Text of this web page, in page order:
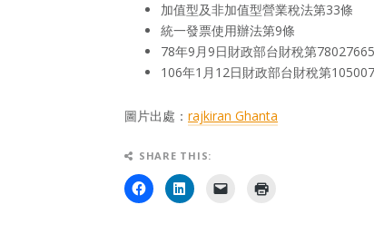
加值型及非加值型營業稅法第33條
統一發票使用辦法第9條
78年9月9日財政部台財稅第
106年1月12日財政部台財稅第
圖片出處： rajkiran Ghanta
SHARE THIS: